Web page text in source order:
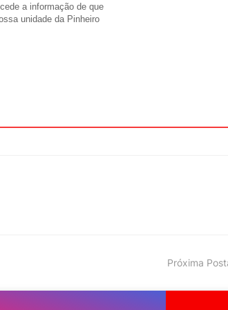
a informação de que
unidade da Pinheiro
Próxima